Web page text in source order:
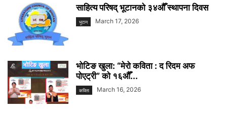
साहित्य परिषद् भूटानको ३४औँ स्थापना दिवस
भूटान March 17, 2026
भोटिङ खुला: “मेरो कविता : द रिदम अफ
पोएट्री” को १६औँ...
कविता March 16, 2026